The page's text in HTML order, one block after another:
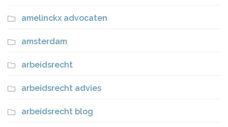
amelinckx advocaten
amsterdam
arbeidsrecht
arbeidsrecht advies
arbeidsrecht blog